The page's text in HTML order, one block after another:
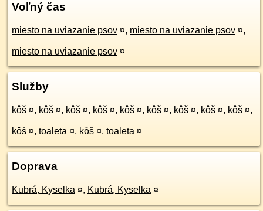
Voľný čas
miesto na uviazanie psov ¤, miesto na uviazanie psov ¤,
miesto na uviazanie psov ¤
Služby
kôš ¤, kôš ¤, kôš ¤, kôš ¤, kôš ¤, kôš ¤, kôš ¤, kôš ¤, kôš ¤,
kôš ¤, toaleta ¤, kôš ¤, toaleta ¤
Doprava
Kubrá, Kyselka ¤, Kubrá, Kyselka ¤